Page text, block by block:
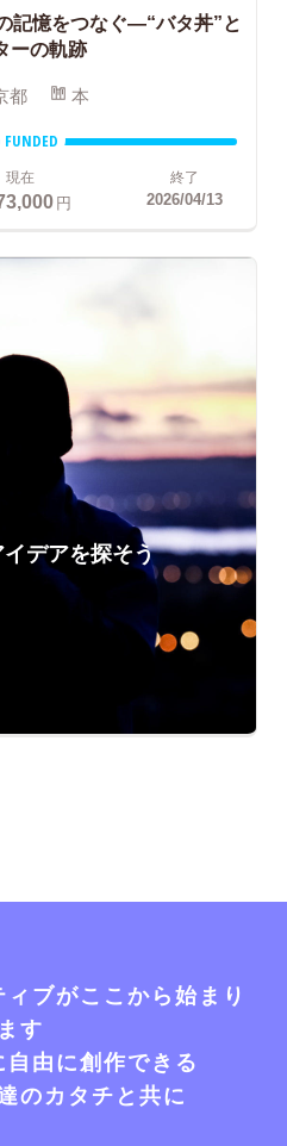
記憶をつなぐ―“バタ丼”と
ーの軌跡
都 本
FUNDED
現在
円
終了
2026/04/13
デアを探そう
ブがここから始まり
ます
由に創作できる
のカタチと共に